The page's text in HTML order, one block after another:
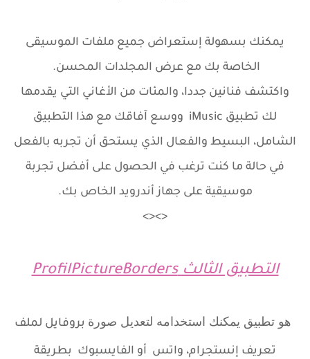
يمكنك بسهولة إستعراض جميع ملفات الموسيقى
الخاصة بك مع عرض المجلدات المحسن.
واكتشف فنانين جددا، والمئات من الأغاني التي يقدمها
لك تطبيق iMusic ووسع آفاقك مع هذا التطبيق
الشامل، البسيط والفعال الذي يستحق أن تجربه بالفعل
في حالة ما كنت ترغب في الحصول على أفضل تجربة
موسيقية على جهاز أندرويد الخاص بك.
<><>
التطبيق الثالث ProfilPictureBorders
هو تطبيق يمكنك استخدامه لتعديل صورة بروفايل لملف
تعريف إنستجرام، واتس أو الفايسبوك بطريقة